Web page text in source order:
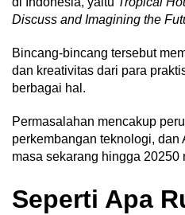
Discuss and Imagining the
Bincang-bincang tersebut
dan kreativitas dari para
berbagai hal.
Permasalahan mencakup
perkembangan teknologi, dan
masa sekarang hingga 20250
Seperti Apa